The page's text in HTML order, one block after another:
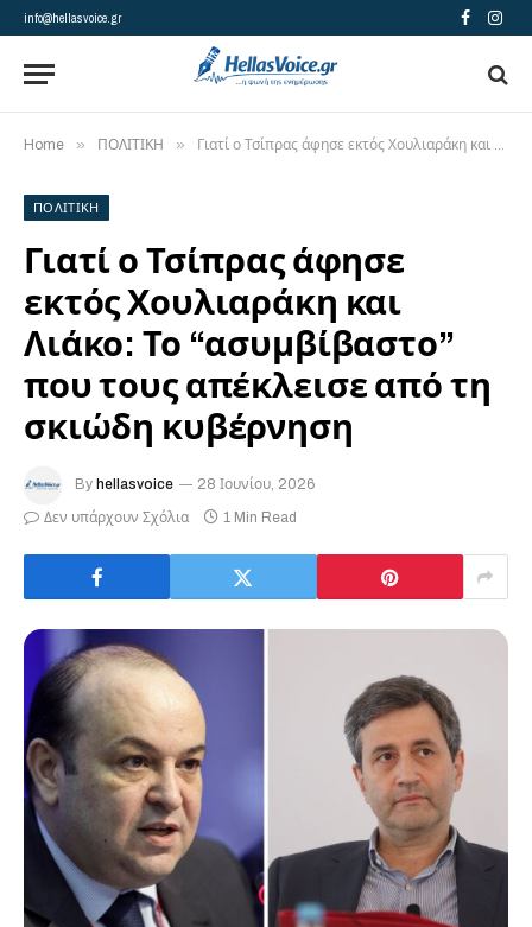
info@hellasvoice.gr Facebook
Home » ΠΟΛΙΤΙΚΗ » Γιατί ο Τσίπρας άφησε εκτός Χουλιαράκη και Λιάκο: Το “ασυμβίβαστο” που τους απέκλεισε από τη σκιώδη κυβέρνηση
ΠΟΛΙΤΙΚΗ
Γιατί ο Τσίπρας άφησε
εκτός Χουλιαράκη και
Λιάκο: Το “ασυμβίβαστο”
που τους απέκλεισε από τη
σκιώδη κυβέρνηση
By hellasvoice
28 Ιουνίου, 2026
Δεν υπάρχουν Σχόλια
1 Min Read